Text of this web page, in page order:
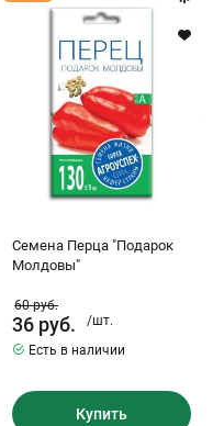
Семена Перца "Подарок
Молдовы"
60руб.
36 руб.
/шт.
Есть в наличии
Купить